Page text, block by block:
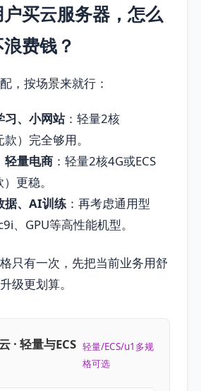
买云服务器，怎么
费钱？
，按场景来就行：
习、小网站：轻量2核
）完全够用。
轻量电商 ：轻量2核4G或ECS
更稳。
据、AI训练 ：再考虑通用型
、GPU等高性能机型。
只有一次，先把当前业务用舒
级更划算。
· 轻量与ECS 轻量/ECS/u1多规
格可选